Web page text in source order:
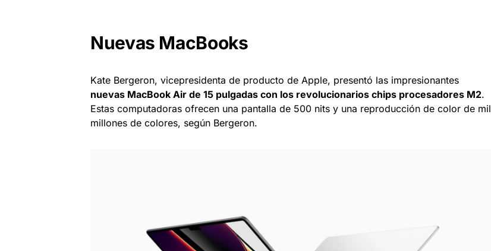
Nuevas MacBooks
Kate Bergeron, vicepresidenta de producto de Apple, presentó las impresionantes
nuevas MacBook Air de 15 pulgadas con los revolucionarios chips procesadores M2.
Estas computadoras ofrecen una pantalla de 500 nits y una reproducción de color de mil
millones de colores, según Bergeron.